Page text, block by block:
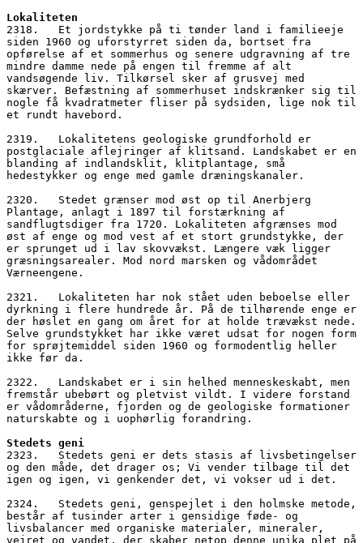
Lokaliteten
2318.   Et jordstykke på ti tønder land i familieeje
siden 1960 og uforstyrret siden da, bortset fra
opførelse af et sommerhus og senere udgravning af tre
mindre damme nede på engen til fremme af alt
vandsøgende liv. Tilkørsel sker af grusvej med
skærver. Befæstning af sommerhuset indskrænker sig til
nogle få kvadratmeter fliser på sydsiden, lige nok til
et rundt havebord.
2319.   Lokalitetens geologiske grundforhold er
postglaciale aflejringer af klitsand. Landskabet er en
blanding af indlandsklit, klitplantage, små
hedestykker og enge med gamle dræningskanaler.
2320.   Stedet grænser mod øst op til Anerbjerg
Plantage, anlagt i 1897 til forstærkning af
sandflugtsdiger fra 1720. Lokaliteten afgrænses mod
øst af enge og mod vest af et stort grundstykke, der
er sprunget ud i lav skovvækst. Længere væk ligger
græsningsarealer. Mod nord marsken og vådområdet
Værneengene.
2321.   Lokaliteten har nok stået uden beboelse eller
dyrkning i flere hundrede år. På de tilhørende enge er
der høslet en gang om året for at holde trævækst nede.
Selve grundstykket har ikke været udsat for nogen form
for sprøjtemiddel siden 1960 og formodentlig heller
ikke før da.
2322.   Landskabet er i sin helhed menneskeskabt, men
fremstår ubebørt og pletvist vildt. I videre forstand
er vådområderne, fjorden og de geologiske formationer
naturskabte og i uophørlig forandring.
Stedets geni
2323.   Stedets geni er dets stasis af livsbetingelser
og den måde, det drager os; Vi vender tilbage til det
igen og igen, vi genkender det, vi vokser ud i det.
2324.   Stedets geni, genspejlet i den holmske metode,
består af tusinder arter i gensidige føde- og
livsbalancer med organiske materialer, mineraler,
vejret og vandet, der skaber netop denne unika plet på